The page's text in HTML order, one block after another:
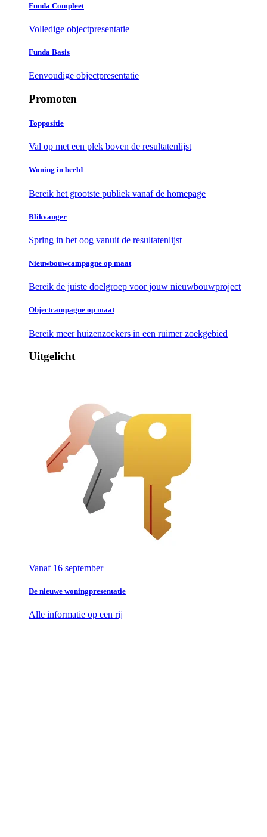
Funda Compleet
Volledige objectpresentatie
Funda Basis
Eenvoudige objectpresentatie
Promoten
Toppositie
Val op met een plek boven de resultatenlijst
Woning in beeld
Bereik het grootste publiek vanaf de homepage
Blikvanger
Spring in het oog vanuit de resultatenlijst
Nieuwbouwcampagne op maat
Bereik de juiste doelgroep voor jouw nieuwbouwproject
Objectcampagne op maat
Bereik meer huizenzoekers in een ruimer zoekgebied
Uitgelicht
Vanaf 16 september
De nieuwe woningpresentatie
Alle informatie op een rij